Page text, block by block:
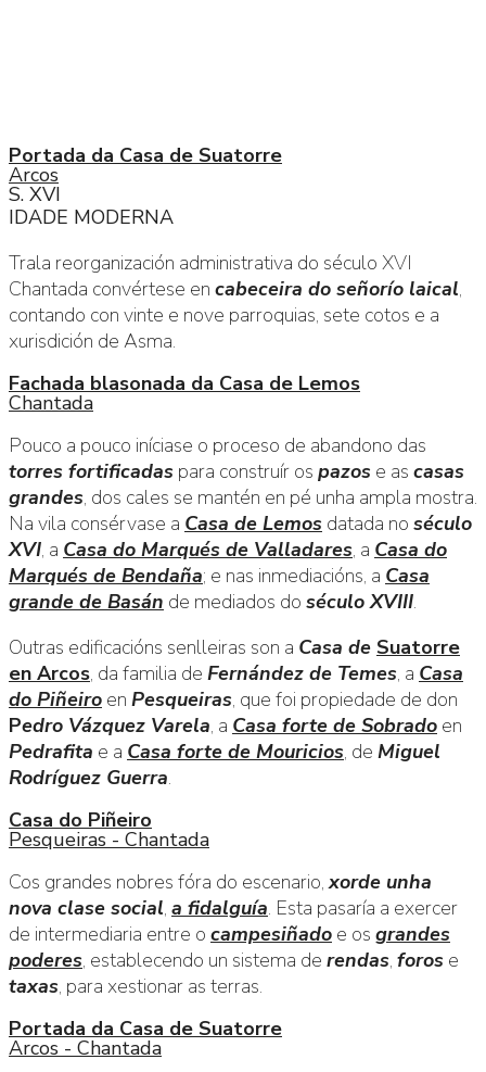
Portada da Casa de Suatorre
Arcos
S. XVI
IDADE MODERNA
Trala reorganización administrativa do século XVI
Chantada convértese en cabeceira do señorío laical,
contando con vinte e nove parroquias, sete cotos e a
xurisdición de Asma.
Fachada blasonada da Casa de Lemos
Chantada
Pouco a pouco iníciase o proceso de abandono das
torres fortificadas para construír os pazos e as casas
grandes, dos cales se mantén en pé unha ampla mostra.
Na vila consérvase a Casa de Lemos datada no século
XVI, a Casa do Marqués de Valladares, a Casa do
Marqués de Bendaña; e nas inmediacións, a Casa
grande de Basán de mediados do século XVIII.
Outras edificacións senlleiras son a Casa de Suatorre
en Arcos, da familia de Fernández de Temes, a Casa
do Piñeiro en Pesqueiras, que foi propiedade de don
Pedro Vázquez Varela, a Casa forte de Sobrado en
Pedrafita e a Casa forte de Mouricios, de Miguel
Rodríguez Guerra.
Casa do Piñeiro
Pesqueiras - Chantada
Cos grandes nobres fóra do escenario,xorde unha
nova clase social, a fidalguía. Esta pasaría a exercer
de intermediaria entre o campesiñado e os grandes
poderes, establecendo un sistema de rendas, foros e
taxas, para xestionar as terras.
Portada da Casa de Suatorre
Arcos - Chantada